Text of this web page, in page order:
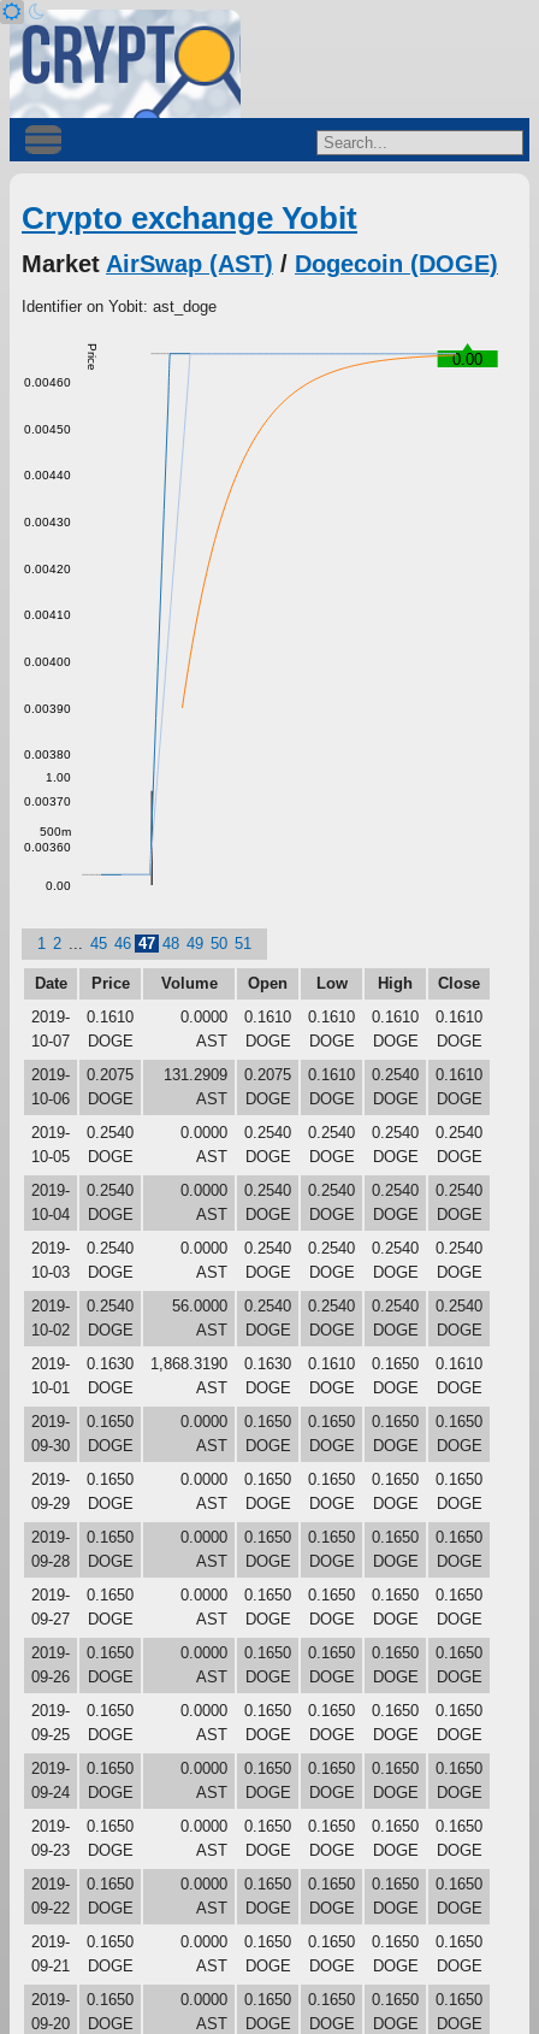
Crypto exchange Yobit
Market AirSwap (AST) / Dogecoin (DOGE)
Identifier on Yobit: ast_doge
Price
0.00360
0.00370
0.00380
0.00390
0.00400
0.00410
0.00420
0.00430
0.00440
0.00450
0.00460
0.00
0.00
500m
1.00
1 2 45 46 47 48 49 50 51
Date Price Volume Open Low High
Close
2019-
10-07
0.1610
DOGE
0.0000
AST
0.1610
DOGE
0.1610
DOGE
0.1610
DOGE
0.1610
DOGE
2019-
10-06
0.2075
DOGE
131.2909
AST
0.2075
DOGE
0.1610
DOGE
0.2540
DOGE
0.1610
DOGE
2019-
10-05
0.2540
DOGE
0.0000
AST
0.2540
DOGE
0.2540
DOGE
0.2540
DOGE
0.2540
DOGE
2019-
10-04
0.2540
DOGE
0.0000
AST
0.2540
DOGE
0.2540
DOGE
0.2540
DOGE
0.2540
DOGE
2019-
10-03
0.2540
DOGE
0.0000
AST
0.2540
DOGE
0.2540
DOGE
0.2540
DOGE
0.2540
DOGE
2019-
10-02
0.2540
DOGE
56.0000
AST
0.2540
DOGE
0.2540
DOGE
0.2540
DOGE
0.2540
DOGE
2019-
10-01
0.1630
DOGE
1,868.3190
AST
0.1630
DOGE
0.1610
DOGE
0.1650
DOGE
0.1610
DOGE
2019-
09-30
0.1650
DOGE
0.0000
AST
0.1650
DOGE
0.1650
DOGE
0.1650
DOGE
0.1650
DOGE
2019-
09-29
0.1650
DOGE
0.0000
AST
0.1650
DOGE
0.1650
DOGE
0.1650
DOGE
0.1650
DOGE
2019-
09-28
0.1650
DOGE
0.0000
AST
0.1650
DOGE
0.1650
DOGE
0.1650
DOGE
0.1650
DOGE
2019-
09-27
0.1650
DOGE
0.0000
AST
0.1650
DOGE
0.1650
DOGE
0.1650
DOGE
0.1650
DOGE
2019-
09-26
0.1650
DOGE
0.0000
AST
0.1650
DOGE
0.1650
DOGE
0.1650
DOGE
0.1650
DOGE
2019-
09-25
0.1650
DOGE
0.0000
AST
0.1650
DOGE
0.1650
DOGE
0.1650
DOGE
0.1650
DOGE
2019-
09-24
0.1650
DOGE
0.0000
AST
0.1650
DOGE
0.1650
DOGE
0.1650
DOGE
0.1650
DOGE
2019-
09-23
0.1650
DOGE
0.0000
AST
0.1650
DOGE
0.1650
DOGE
0.1650
DOGE
0.1650
DOGE
2019-
09-22
0.1650
DOGE
0.0000
AST
0.1650
DOGE
0.1650
DOGE
0.1650
DOGE
0.1650
DOGE
2019-
09-21
0.1650
DOGE
0.0000
AST
0.1650
DOGE
0.1650
DOGE
0.1650
DOGE
0.1650
DOGE
2019-
09-20
0.1650
DOGE
0.0000
AST
0.1650
DOGE
0.1650
DOGE
0.1650
DOGE
0.1650
DOGE